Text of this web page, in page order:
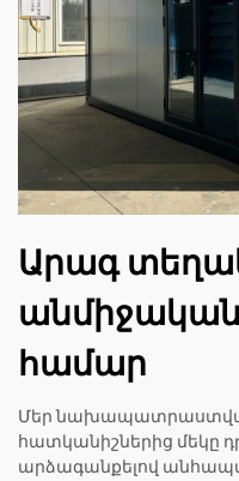
Արագ
համար
Մեր
հատկանիշներից մեկը
արձագանքելով